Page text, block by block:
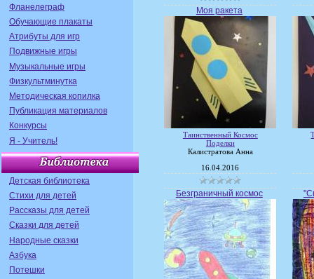
Фланелеграф
Обучающие плакаты
Атрибуты для игр
Подвижные игры
Музыкальные игры
Физкультминутка
Методическая копилка
Публикация материалов
Конкурсы
Я - Учитель!
Детская библиотека
Стихи для детей
Рассказы для детей
Сказки для детей
Народные сказки
Азбука
Потешки
Моя ракета
Таинственный Космос
Поделки
Калистратова Анна
16.04.2016
Безграничный космос